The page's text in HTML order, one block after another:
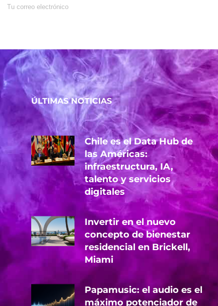
ÚLTIMAS NOTICIAS
Chile es el Data Hub de
las Américas:
infraestructura, IA,
talento y servicios
digitales
Invertir en el nuevo
concepto de bienestar
residencial en Brickell,
Miami
Papamusic: el audio es el
máximo potenciador de